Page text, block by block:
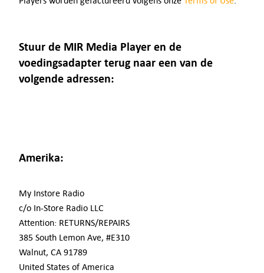
Hoe het werkt
Support
Stuur de MIR Media Player en de
voedingsadapter terug naar een van de
volgende adressen:
Amerika:
My Instore Radio
c/o In-Store Radio LLC
Attention: RETURNS/REPAIRS
385 South Lemon Ave, #E310
Walnut, CA 91789
United States of America